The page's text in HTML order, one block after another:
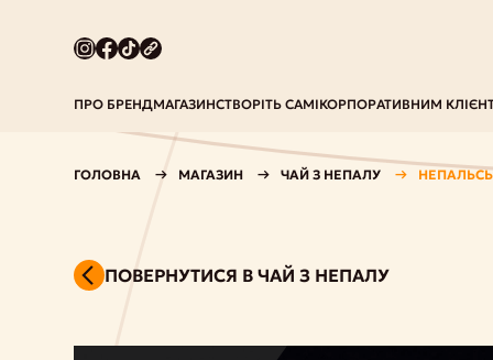
ПРО БРЕНДМАГАЗИНСТВОРІТЬ САМІКОРПОРАТИВНИМ
ГОЛОВНА МАГАЗИН ЧАЙ З НЕПАЛУ
ПОВЕРНУТИСЯ В ЧАЙ З НЕПАЛУ